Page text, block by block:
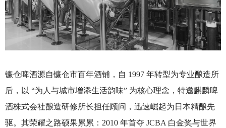
镰仓啤酒源自镰仓市百年酒铺，自 1997 年转型为专业酿造所
后，以 “为人与城市增添生活韵味” 为核心理念，特邀麒麟啤
酒株式会社酿造研修所长担任顾问，迅速崛起为日本精酿先
驱。其荣耀之路硕果累累：2010 年首夺 JCBA 白金奖与世界